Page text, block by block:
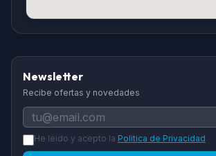
Newsletter
Recibe ofertas y novedades
He leido y acepto la Politica de Privacidad